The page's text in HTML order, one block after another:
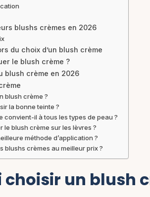
blushs crèmes en 2026
du choix d’un blush crème
le blush crème ?
blush crème en 2026
blush crème ?
la bonne teinte ?
convient-il à tous les types de peau ?
le blush crème sur les lèvres ?
méthode d’application ?
blushs crèmes au meilleur prix ?
choisir un blush